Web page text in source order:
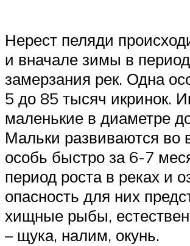
Нерест пеляди
и вначале зимы в период
замерзания рек. Одна
5 до 85 тысяч икринок.
маленькие в диаметре
Мальки развиваются во
особь быстро за 6-7
период роста в реках и
опасность для них
хищные рыбы,
– щука, налим, окунь.